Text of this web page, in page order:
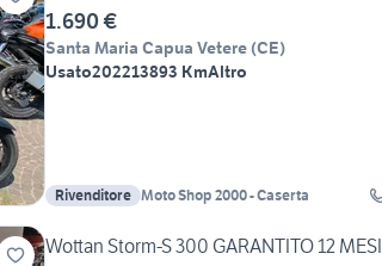
1.690 €
Santa Maria Capua Vetere (CE)
Usato202213893 KmAltro
Rivenditore Moto Shop 2000 - Caserta
Wottan Storm-S 300 GARANTITO 12 MESI